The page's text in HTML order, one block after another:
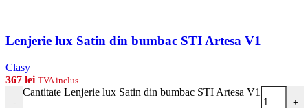
Lenjerie lux Satin din bumbac STI Artesa V1
Clasy
367 lei TVA inclus
-
Cantitate Lenjerie lux Satin din bumbac STI Artesa V1
+